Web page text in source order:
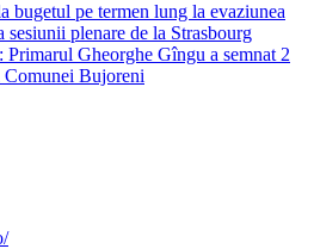
bugetul pe termen lung la evaziunea
plenare de la Strasbourg
Gheorghe Gîngu a semnat 2
Comunei Bujoreni